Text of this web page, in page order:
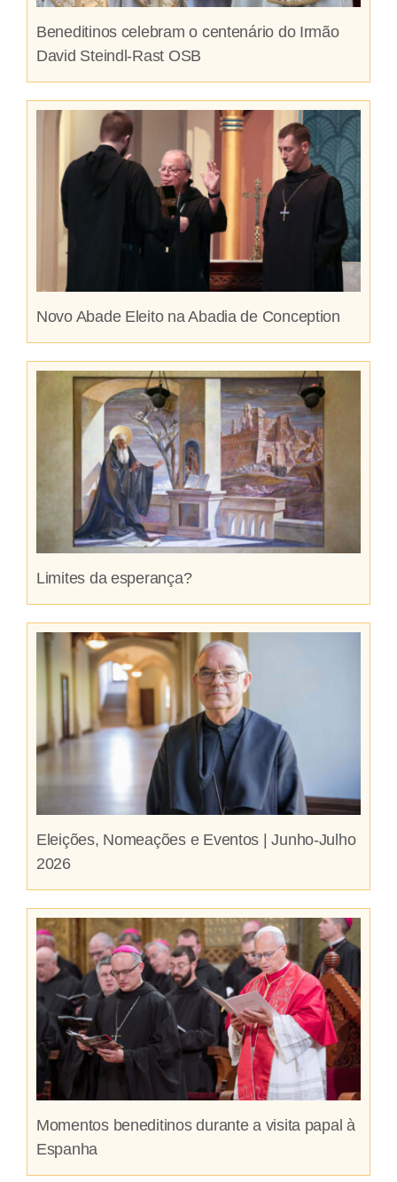
Beneditinos celebram o centenário do Irmão
David Steindl-Rast OSB
Novo Abade Eleito na Abadia de Conception
Limites da esperança?
Eleições, Nomeações e Eventos | Junho-Julho
2026
Momentos beneditinos durante a visita papal à
Espanha